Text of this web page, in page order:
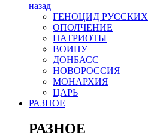
назад
ГЕНОЦИД РУССКИХ
ОПОЛЧЕНИЕ
ПАТРИОТЫ
ВОИНУ
ДОНБАСС
НОВОРОССИЯ
МОНАРХИЯ
ЦАРЬ
РАЗНОЕ
РАЗНОЕ